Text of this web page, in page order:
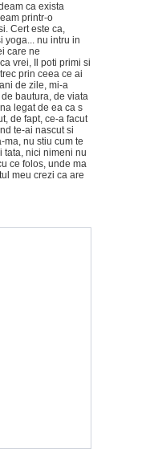
ca exista
printr-o
Cert este ca,
yoga... nu intru in
care ne
vrei, Il poti primi si
prin ceea ce ai
de zile, mi-a
bautura, de viata
legat de ea ca s
de fapt, ce-a facut
te-ai nascut si
nu stiu cum te
tata, nici nimeni nu
ce folos, unde ma
meu crezi ca are